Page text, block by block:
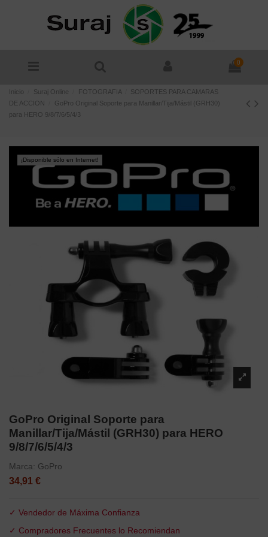
0
Inicio Suraj Online FOTOGRAFIA
SOPORTES PARA CAMARAS
DE ACCION
GoPro Original Soporte para Manillar/Tija/Mástil (GRH30)
para HERO 9/8/7/6/5/4/3
¡Disponible sólo en Internet!
GoPro Original Soporte para
Manillar/Tija/Mástil (GRH30) para HERO
9/8/7/6/5/4/3
Marca: GoPro
34,91 €
✓ Vendedor de Máxima Confianza
✓ Compradores Frecuentes lo Recomiendan